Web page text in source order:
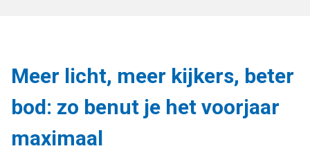
Meer licht, meer kijkers, beter
bod: zo benut je het voorjaar
maximaal